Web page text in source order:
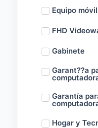
Equipo móvil
FHD
Gabinete
Garant??a
Garantía
Hogar y